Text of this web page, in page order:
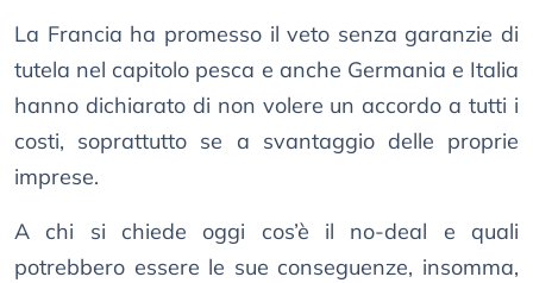
La Francia ha promesso il veto senza garanzie di
tutela nel capitolo pesca e anche Germania e Italia
hanno dichiarato di non volere un accordo a tutti i
costi, soprattutto se a svantaggio delle proprie
imprese.
A chi si chiede oggi cos’è il no-deal e quali
potrebbero essere le sue conseguenze, insomma,